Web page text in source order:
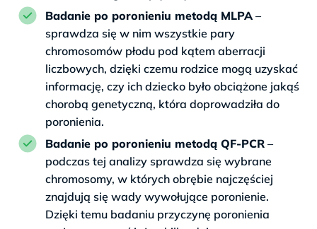
Badanie po poronieniu metodą MLPA–
sprawdza się w nim wszystkie pary
chromosomów płodu pod kątem aberracji
liczbowych, dzięki czemu rodzice mogą uzyskać
informację, czy ich dziecko było obciążone jakąś
chorobą genetyczną, która doprowadziła do
poronienia.
Badanie po poronieniu metodą QF-PCR –
podczas tej analizy sprawdza się wybrane
chromosomy, w których obrębie najczęściej
znajdują się wady wywołujące poronienie.
Dzięki temu badaniu przyczynę poronienia